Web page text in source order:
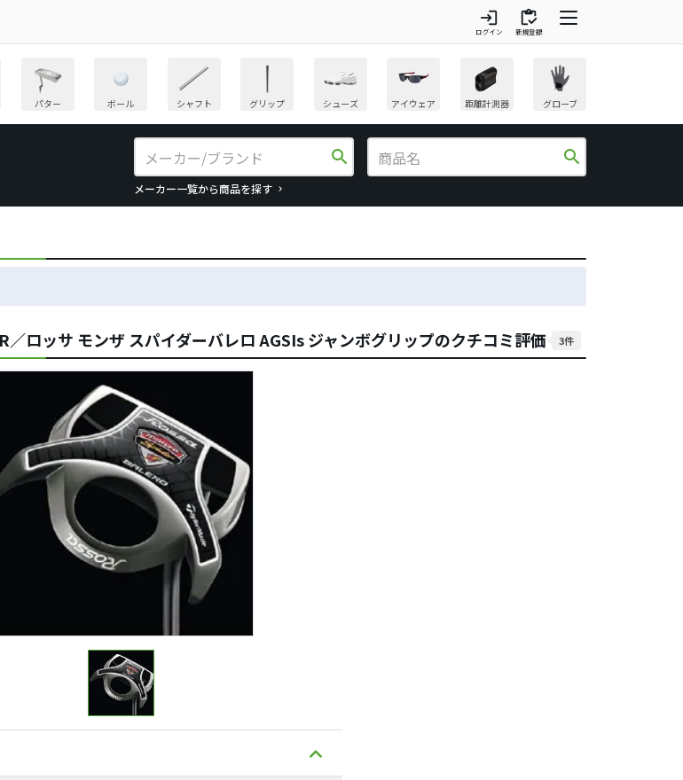
login
ログイン
inventory
新規登録
パター ボール シャフト グリップ シューズ アイウェア 距離計測器 グローブ
search
メーカー一覧から商品を探す
search
ロッサ モンザ スパイダーバレロ AGSIs ジャンボグリップのクチコミ評価 3件